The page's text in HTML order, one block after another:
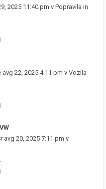
2025 11:40 pm vPopravila in
avg 22, 2025 4:11 pm v Vozila
avg 20, 2025 7:11 pm v